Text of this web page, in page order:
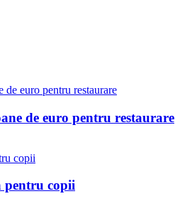
de euro pentru restaurare
pentru copii